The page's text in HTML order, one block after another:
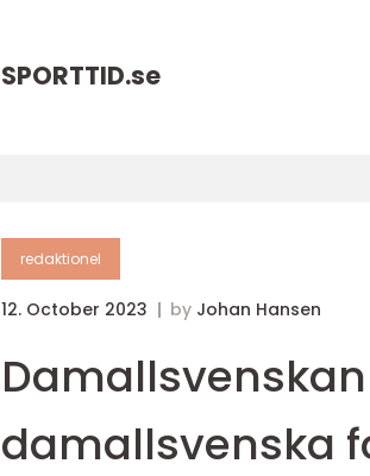
SPORTTID.se
redaktionel
12. October 2023 by Johan Hansen
damallsvenska